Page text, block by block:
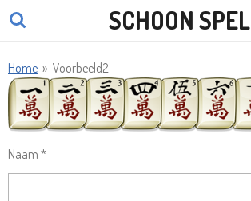
Ga
de
hoofdinhoud
SCHOON SPEL
Home » Voorbeeld2
Naam *